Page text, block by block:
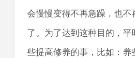
会慢慢变得不再急躁，也不
了。为了达到这种目的，平
些提高修养的事，比如：养